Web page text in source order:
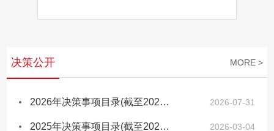
决策公开 MORE >
2026年决策事项目录(截至2026年7月) 2026-07-31
2025年决策事项目录(截至2026年2月) 2026-03-04